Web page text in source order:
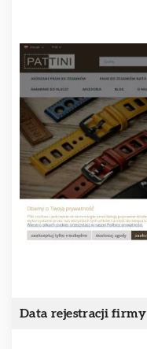
Data rejestracji firmy